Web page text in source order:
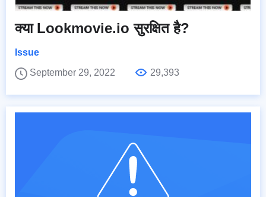
क्या Lookmovie.io सुरक्षित है?
Issue
September 29, 2022
29,393